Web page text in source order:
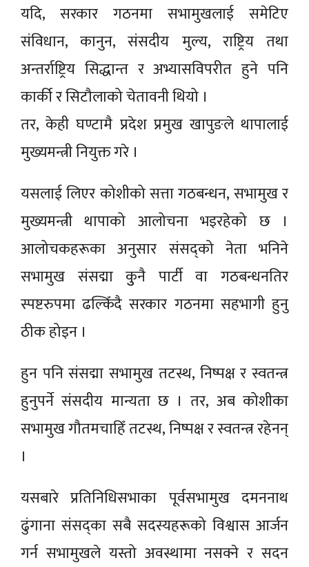
यदि, सरकार गठनमा सभामुखलाई समेटिए
संविधान, कानुन, संसदीय मुल्य, राष्ट्रिय तथा
अन्तर्राष्ट्रिय सिद्धान्त र अभ्यासविपरीत हुने पनि
कार्की र सिटौलाको चेतावनी थियो ।
तर, केही घण्टामै प्रदेश प्रमुख खापुङले थापालाई
मुख्यमन्त्री नियुक्त गरे ।
यसलाई लिएर कोशीको सत्ता गठबन्धन, सभामुख र
मुख्यमन्त्री थापाको आलोचना भइरहेको छ ।
आलोचकहरूका अनुसार संसद्को नेता भनिने
सभामुख संसद्मा कुुनै पार्टी वा गठबन्धनतिर
स्पष्टरुपमा ढल्किँदै सरकार गठनमा सहभागी हुनु
ठीक होइन ।
हुन पनि संसद्मा सभामुख तटस्थ, निष्पक्ष र स्वतन्त्र
हुनुपर्ने संसदीय मान्यता छ । तर, अब कोशीका
सभामुख गौतमचाहिँ तटस्थ, निष्पक्ष र स्वतन्त्र रहेनन्
।
यसबारे प्रतिनिधिसभाका पूर्वसभामुख दमननाथ
ढुंगाना संसद्का सबै सदस्यहरूको विश्वास आर्जन
गर्न सभामुखले यस्तो अवस्थामा नसक्ने र सदन